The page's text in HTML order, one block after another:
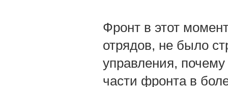
Фронт в этот
отрядов, не было
управления,
части фронта в